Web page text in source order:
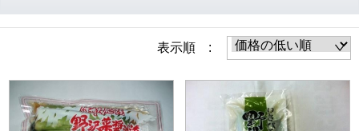
表示順 :